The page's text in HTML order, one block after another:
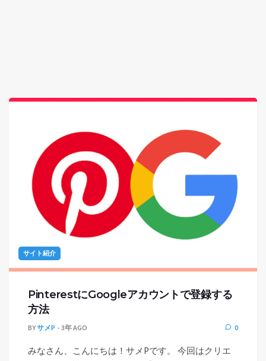
サイト紹介
PinterestにGoogleアカウントで登録する
方法
BYサメP 3年 AGO 0
みなさん、こんにちは！サメPです。 今回はクリエ